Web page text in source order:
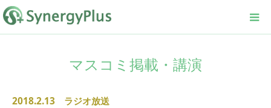
マスコミ掲載・講演
2018.2.13 ラジオ放送